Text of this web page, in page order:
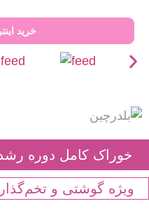
خرید
خوراک کامل دوره
ویژه گوشتی و تخم‌گذاری ( 20 تا 42